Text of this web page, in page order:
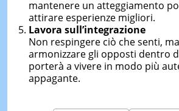
mantenere un atteggiamento
attirare esperienze migliori.
Lavora sull’integrazione
Non respingere ciò che senti,
armonizzare gli opposti dentro
porterà a vivere in modo più
appagante.